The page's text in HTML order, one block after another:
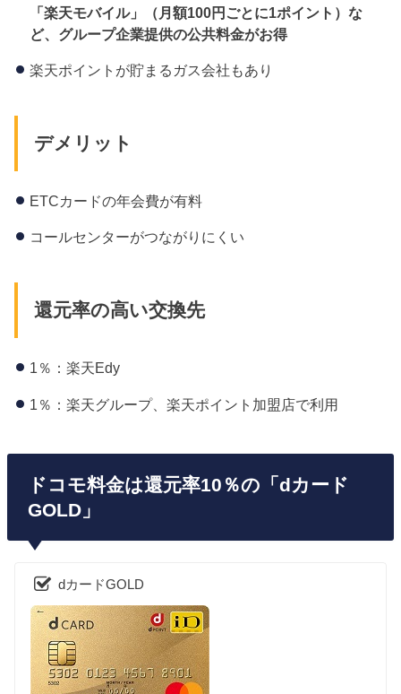
「楽天モバイル」（月額100円ごとに1 ポイント）な
ど、グループ企業提供の公共料金がお得
楽天ポイントが貯まるガス会社もあり
デメリット
ETCカードの年会費が有料
コールセンターがつながりにくい
還元率の高い交換先
1％：楽天Edy
1％：楽天グループ、楽天ポイント加盟店で利用
ドコモ料金は還元率10％の「dカード
GOLD」
dカードGOLD